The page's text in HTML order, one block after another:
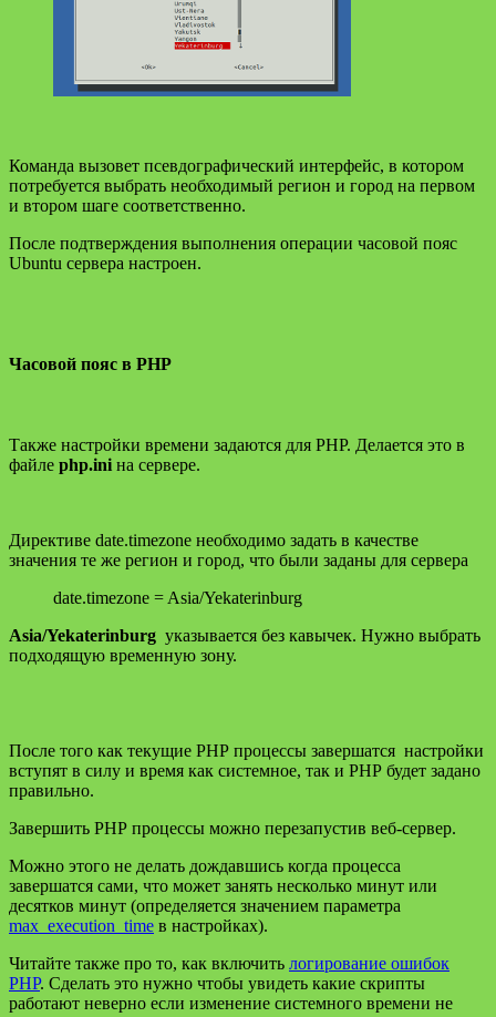
Команда вызовет псевдографический интерфейс, в котором
потребуется выбрать необходимый регион и город на первом
и втором шаге соответственно.
После подтверждения выполнения операции часовой пояс
Ubuntu сервера настроен.
Часовой пояс в PHP
Также настройки времени задаются для РНР. Делается это в
файле php.ini на сервере.
Директиве date.timezone необходимо задать в качестве
значения те же регион и город, что были заданы для сервера
date.timezone = Asia/Yekaterinburg
Asia/Yekaterinburg указывается без кавычек. Нужно выбрать
подходящую временную зону.
После того как текущие РНР процессы завершатся настройки
вступят в силу и время как системное, так и РНР будет задано
правильно.
Завершить РНР процессы можно перезапустив веб-сервер.
Можно этого не делать дождавшись когда процесса
завершатся сами, что может занять несколько минут или
десятков минут (определяется значением параметра
max_execution_time в настройках).
Читайте также про то, как включить логирование ошибок
PHP. Сделать это нужно чтобы увидеть какие скрипты
работают неверно если изменение системного времени не